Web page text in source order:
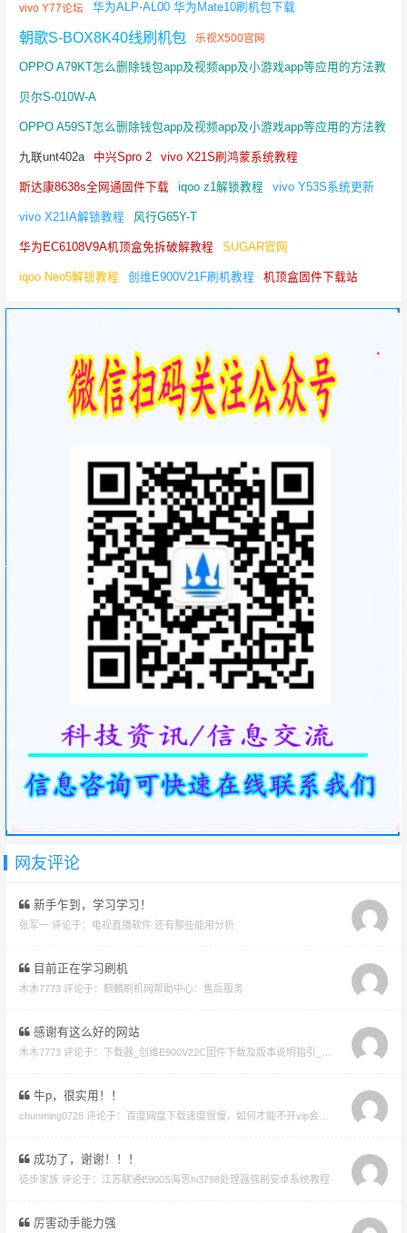
vivo Y77论坛 华为ALP-AL00 华为Mate10刷机包下载
朝歌S-BOX8K40线刷机包 乐视X500官网
OPPO A79KT怎么删除钱包app及视频app及小游戏app等应用的方法教
贝尔S-010W-A
OPPO A59ST怎么删除钱包app及视频app及小游戏app等应用的方法教
程
九联unt402a 中兴Spro 2 vivo X21S刷鸿蒙系统教程
斯达康8638s全网通固件下载 iqoo z1解锁教程 vivo Y53S系统更新
vivo X21IA解锁教程 风行G65Y-T
华为EC6108V9A机顶盒免拆破解教程 SUGAR官网
iqoo Neo5解锁教程 创维E900V21F刷机教程 机顶盒固件下载站
网友评论
新手乍到，学习学习！
张军一 评论于： 电视直播软件 还有那些能用分析
目前正在学习刷机
木木7773 评论于： 麒麟刷机网帮助中心：售后服务
感谢有这么好的网站
木木7773 评论于： 下载器_创维E900V22C固件下载及版本说明指引_看好在下载避免刷成砖
牛p，很实用！！
chunming0728 评论于： 百度网盘下载速度很慢，如何才能不开vip会员就能享受高速下载的教程
成功了，谢谢！！！
徒步家族 评论于： 江苏联通E900S海思hi3798处理器强刷安卓系统教程
厉害动手能力强